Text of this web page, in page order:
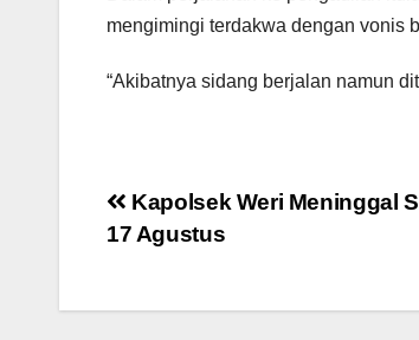
mengimingi terdakwa dengan vonis
“Akibatnya sidang berjalan namun
Post
navigation
Kapolsek Weri Meninggal
17 Agustus